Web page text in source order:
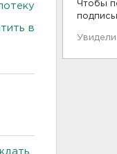
в
Чтобы